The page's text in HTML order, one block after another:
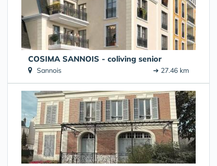
COSIMA SANNOIS - coliving senior
Sannois ➔ 27.46 km